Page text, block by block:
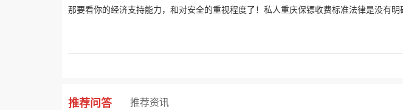
那要看你的经济支持能力，和对安全的重视程度了！私人重庆保镖收费标准法律是没有明
推荐问答 推荐资讯